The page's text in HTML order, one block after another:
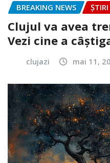
BREAKING NEWS
Clujul va avea
Vezi cine a
clujazi mai 11,